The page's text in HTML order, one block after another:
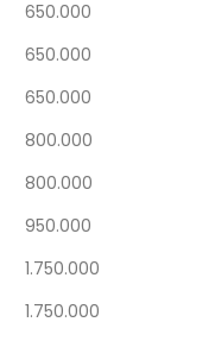
650.000
650.000
650.000
800.000
800.000
950.000
1.750.000
1.750.000